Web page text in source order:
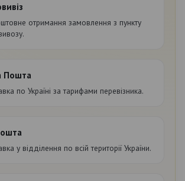
отримання замовлення з пункту
Пошта
по Україні за тарифами перевізника.
у відділення по всій території України.